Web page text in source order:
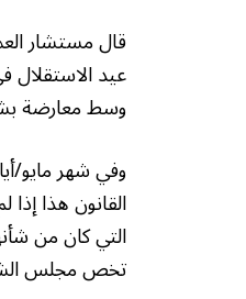
قال مستشار
عيد الاستقلال
وسط معارضة
وفي شهر مايو/
القانون هذا
التي كان من
تخص مجلس